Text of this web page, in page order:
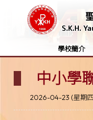
S.K.H.
學校簡介
中小學
2026-04-23 (星期